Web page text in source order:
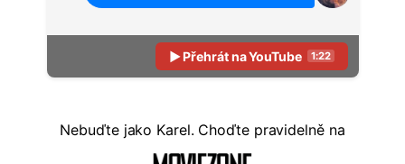
▶ Přehrát na YouTube 1:22
Nebuďtejako Karel. Choďte pravidelně na